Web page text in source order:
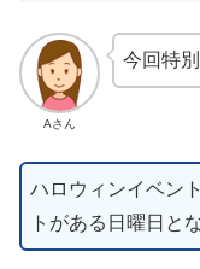
Aさん
今回特
ハロウィンイベン
トがある日曜日と